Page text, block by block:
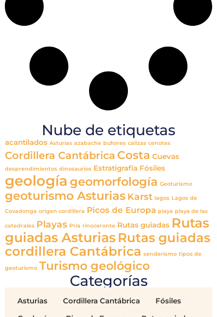
Nube de etiquetas
acantilados Asturias azabache bufones calizas cenotes
Cordillera Cantábrica Costa Cuevas
desprendimientos dinosaurios Estratigrafía Fósiles
geología geomorfología Geoturismo
geoturismo Asturias Karst lagos Lagos de
Covadonga origen cordillera Picos de Europa playa playa de las
catedrales Playas Pría rinoceronte Rutas guiadas Rutas
guiadas AsturiasRutas guiadas
cordillera Cantábrica senderismo tipos de
geoturismo Turismo geológico
Categorías
Asturias Cordillera Cantábrica
Fósiles